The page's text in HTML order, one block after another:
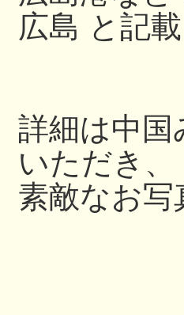
広島 と記載
詳細は中
いただき、
素敵なお